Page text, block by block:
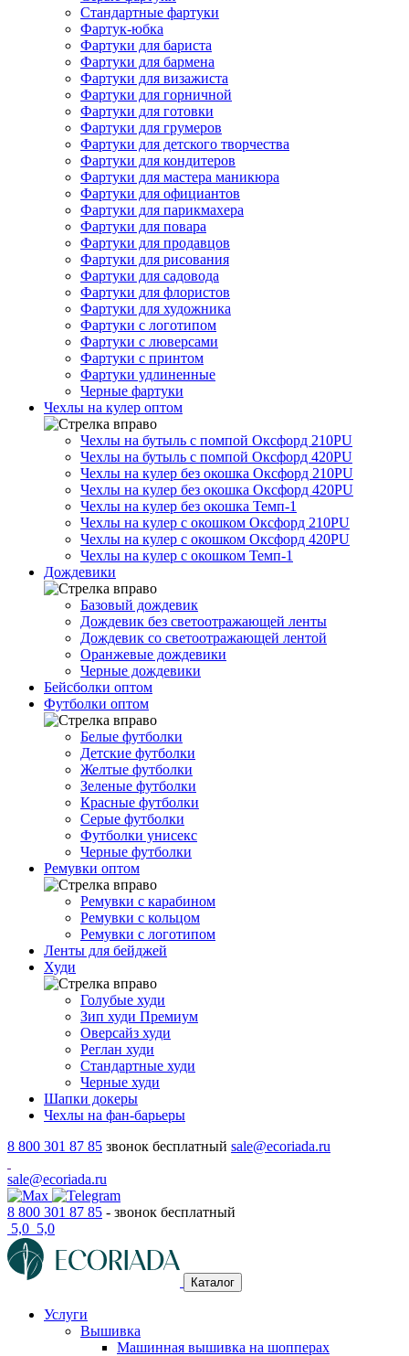
Стандартные фартуки
Фартук-юбка
Фартуки для бариста
Фартуки для бармена
Фартуки для визажиста
Фартуки для горничной
Фартуки для готовки
Фартуки для грумеров
Фартуки для детского творчества
Фартуки для кондитеров
Фартуки для мастера маникюра
Фартуки для официантов
Фартуки для парикмахера
Фартуки для повара
Фартуки для продавцов
Фартуки для рисования
Фартуки для садовода
Фартуки для флористов
Фартуки для художника
Фартуки с логотипом
Фартуки с люверсами
Фартуки с принтом
Фартуки удлиненные
Черные фартуки
Чехлы на кулер оптом
Чехлы на бутыль с помпой Оксфорд 210PU
Чехлы на бутыль с помпой Оксфорд 420PU
Чехлы на кулер без окошка Оксфорд 210PU
Чехлы на кулер без окошка Оксфорд 420PU
Чехлы на кулер без окошка Темп-1
Чехлы на кулер с окошком Оксфорд 210PU
Чехлы на кулер с окошком Оксфорд 420PU
Чехлы на кулер с окошком Темп-1
Дождевики
Базовый дождевик
Дождевик без светоотражающей ленты
Дождевик со светоотражающей лентой
Оранжевые дождевики
Черные дождевики
Бейсболки оптом
Футболки оптом
Белые футболки
Детские футболки
Желтые футболки
Зеленые футболки
Красные футболки
Серые футболки
Футболки унисекс
Черные футболки
Ремувки оптом
Ремувки с карабином
Ремувки с кольцом
Ремувки с логотипом
Ленты для бейджей
Худи
Голубые худи
Зип худи Премиум
Оверсайз худи
Реглан худи
Стандартные худи
Черные худи
Шапки докеры
Чехлы на фан-барьеры
8 800 301 87 85 звонок бесплатный sale@ecoriada.ru
sale@ecoriada.ru
8 800 301 87 85 - звонок бесплатный
5,0 5,0
Каталог
Услуги
Вышивка
Машинная вышивка на шопперах